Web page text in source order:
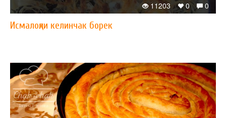
0
0
11203
Исмалоқли келинчак борек